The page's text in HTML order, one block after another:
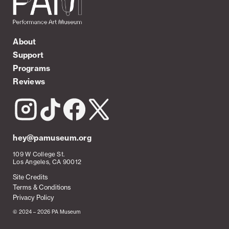
About
Support
Programs
Reviews
hey@pamuseum.org
109 W College St.
Los Angeles, CA 90012
Site Credits
Terms & Conditions
Privacy Policy
© 2024 – 2026 PA Museum